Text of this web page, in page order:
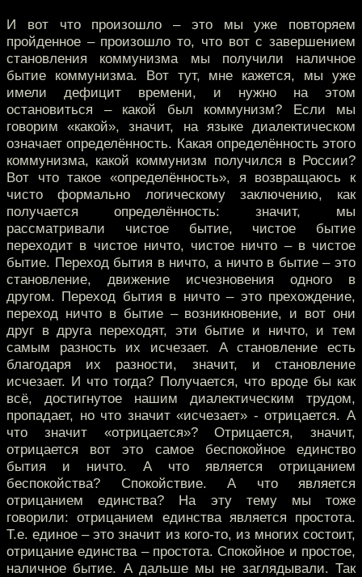
И вот что произошло – это мы уже повторяем
пройденное – произошло то, что вот с завершением
становления коммунизма мы получили наличное
бытие коммунизма. Вот тут, мне кажется, мы уже
имели дефицит времени, и нужно на этом
остановиться – какой был коммунизм? Если мы
говорим «какой», значит, на языке диалектическом
означает определённость. Какая определённость этого
коммунизма, какой коммунизм получился в России?
Вот что такое «определённость», я возвращаюсь к
чисто формально логическому заключению, как
получается определённость: значит, мы
рассматривали чистое бытие, чистое бытие
переходит в чистое ничто, чистое ничто – в чистое
бытие. Переход бытия в ничто, а ничто в бытие – это
становление, движение исчезновения одного в
другом. Переход бытия в ничто – это прехождение,
переход ничто в бытие – возникновение, и вот они
друг в друга переходят, эти бытие и ничто, и тем
самым разность их исчезает. А становление есть
благодаря их разности, значит, и становление
исчезает. И что тогда? Получается, что вроде бы как
всё, достигнутое нашим диалектическим трудом,
пропадает, но что значит «исчезает» - отрицается. А
что значит «отрицается»? Отрицается, значит,
отрицается вот это самое беспокойное единство
бытия и ничто. А что является отрицанием
беспокойства? Спокойствие. А что является
отрицанием единства? На эту тему мы тоже
говорили: отрицанием единства является простота.
Т.е. единое – это значит из кого-то, из многих состоит,
отрицание единства – простота. Спокойное и простое,
наличное бытие. А дальше мы не заглядывали. Так